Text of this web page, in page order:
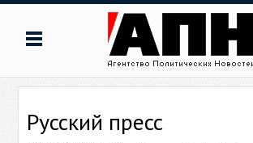
Русский пресс